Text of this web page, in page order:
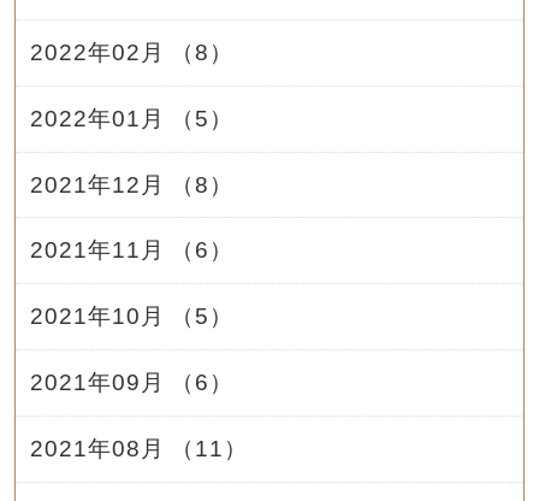
2022年02月 （8）
2022年01月 （5）
2021年12月 （8）
2021年11月 （6）
2021年10月 （5）
2021年09月 （6）
2021年08月 （11）